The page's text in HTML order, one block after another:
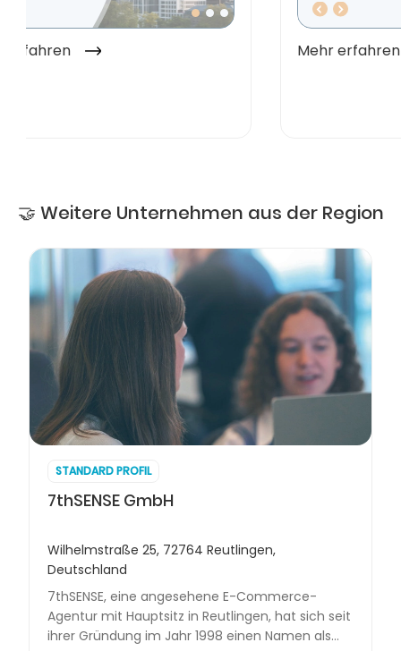
🤝 Weitere Unternehmen aus der Region
STANDARD PROFIL
7thSENSE GmbH
Wilhelmstraße 25, 72764 Reutlingen,
Deutschland
7thSENSE, eine angesehene E-Commerce-
Agentur mit Hauptsitz in Reutlingen, hat sich seit
ihrer Gründung im Jahr 1998 einen Namen als